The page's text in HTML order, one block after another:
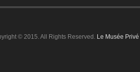
© 2015. All Rights Reserved. Le Musée Privé